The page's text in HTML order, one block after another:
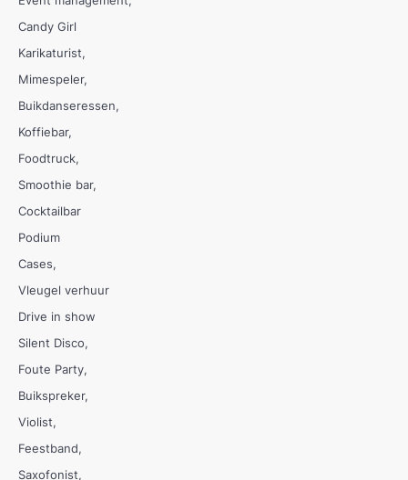
Candy Girl
Karikaturist
Mimespeler
Buikdanseressen
Koffiebar
Foodtruck
Smoothie bar
Cocktailbar
Podium
Cases
Vleugel verhuur
Drive in show
Silent Disco
Foute Party
Buikspreker
Violist
Feestband
Saxofonist